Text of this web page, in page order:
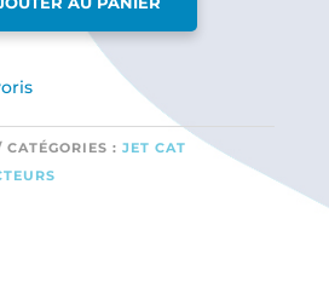
CATÉGORIES : JET CAT